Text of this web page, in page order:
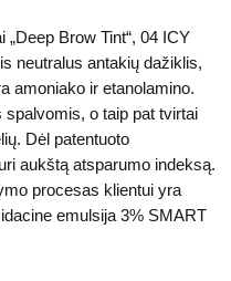
Brow Tint“, 04 ICY
neutralus antakių dažiklis,
amoniako ir etanolamino.
o taip pat tvirtai
Dėl patentuoto
aukštą atsparumo indeksą.
procesas klientui yra
emulsija 3% SMART